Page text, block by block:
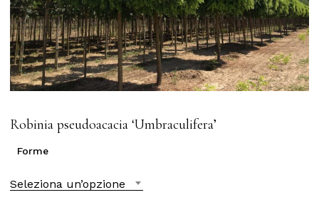
Robinia pseudoacacia ‘Umbraculifera’
Forme
Seleziona un’opzione